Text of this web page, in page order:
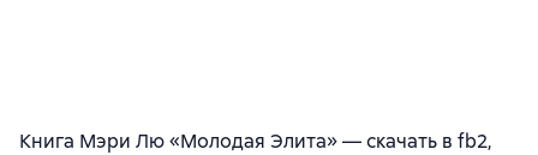
Книга Мэри Лю «Молодая Элита» — скачать в fb2,